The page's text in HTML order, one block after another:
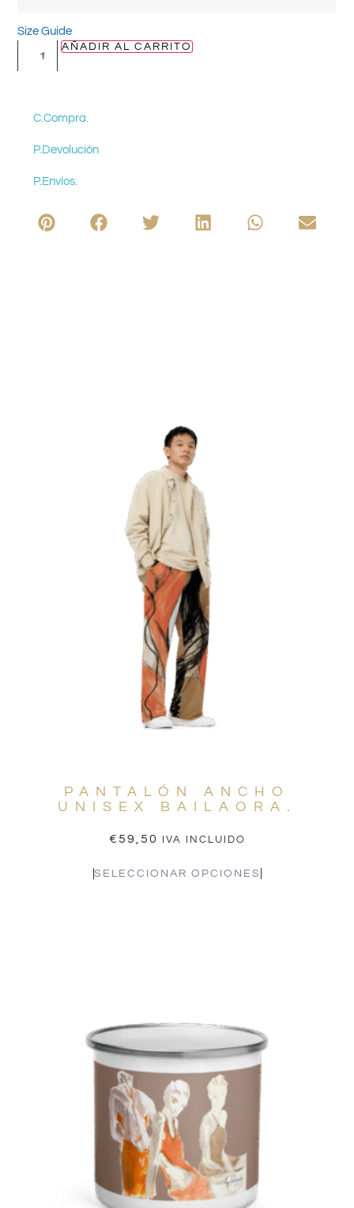
Size Guide
AÑADIR AL CARRITO
C.Compra.
P.Devolución
P.Envíos.
PANTALÓN ANCHO
UNISEX BAILAORA.
€59,50 IVA INCLUIDO
SELECCIONAR OPCIONES